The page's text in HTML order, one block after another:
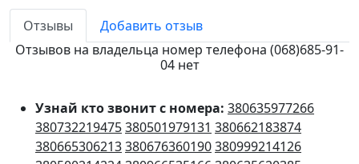
Отзывы
Добавить отзыв
Отзывов на владельца номер телефона (068)685-91-
04 нет
Узнай кто звонит с номера: 380635977266
380732219475380501979131 380662183874
380665306213380676360190380999214126